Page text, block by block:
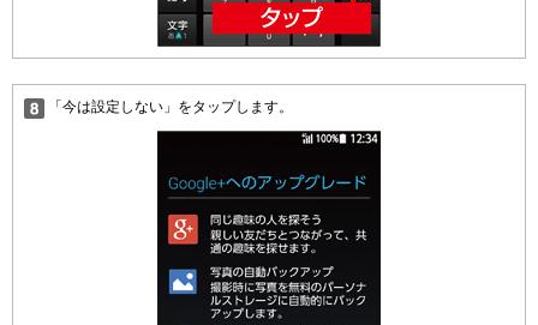
「今は設定しない」をタップします。